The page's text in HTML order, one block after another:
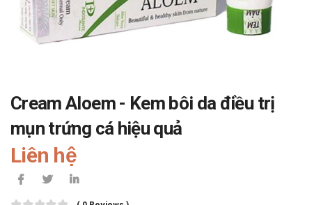
Cream Aloem - Kem bôi da điều trị
mụn trứng cá hiệu quả
Liên hệ